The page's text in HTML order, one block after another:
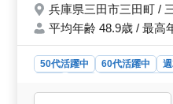
歓迎 交通費
能 駅徒歩圏
務可能な方
験者の力を
ご応募お待
兵庫県三田市三田町 /
平均年齢 48.9歳 / 最高
50代活躍中 60代活躍中